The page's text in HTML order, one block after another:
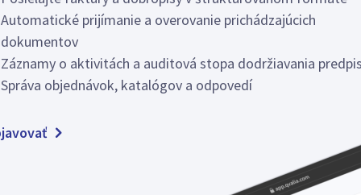
Automatické prijímanie a overovanie prichádzajúcich
dokumentov
Záznamy o aktivitách a auditová stopa dodržiavania
Správa objednávok, katalógov a odpovedí